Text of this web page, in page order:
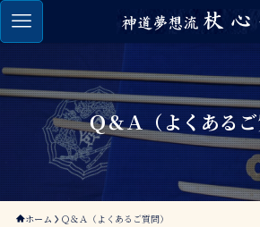
Ｑ＆Ａ（よくある
ホーム Ｑ＆Ａ（よくあるご質問）